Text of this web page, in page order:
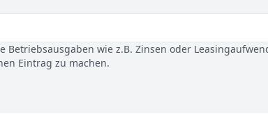
wie z.B. Zinsen oder
Eintrag zu machen.